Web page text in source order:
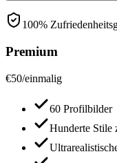
100%
Premium
€50/einmalig
60 Profilbilder
Hunderte Stile